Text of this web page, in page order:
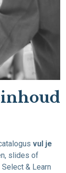
vul je
slides of
& Learn